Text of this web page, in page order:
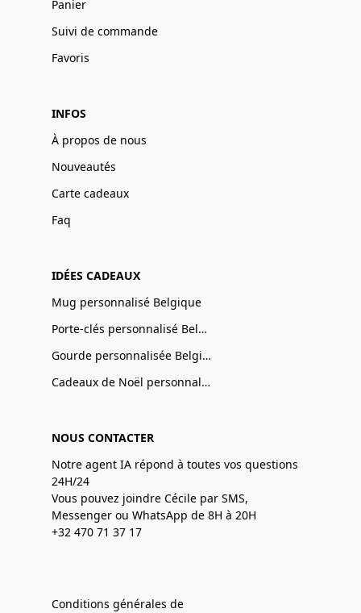
Panier
Suivi de commande
Favoris
INFOS
À propos de nous
Nouveautés
Carte cadeaux
Faq
IDÉES CADEAUX
Mug personnalisé Belgique
Porte-clés personnalisé Belgique
Gourde personnalisée Belgique
Cadeaux de Noël personnalisé Belgique
NOUS CONTACTER
Notre agent IA répond à toutes vos questions
24H/24
Vous pouvez joindre Cécile par SMS,
Messenger ou WhatsApp de 8H à 20H
+32 470 71 37 17
Conditions générales de